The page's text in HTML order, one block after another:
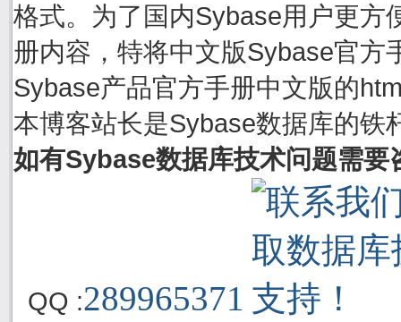
格式。为了国内Sybase用户更方
册内容，特将中文版Sybase官方
Sybase产品官方手册中文版的
本博客站长是Sybase数据库的铁
如有Sybase数据库技术问题需要
QQ :289965371